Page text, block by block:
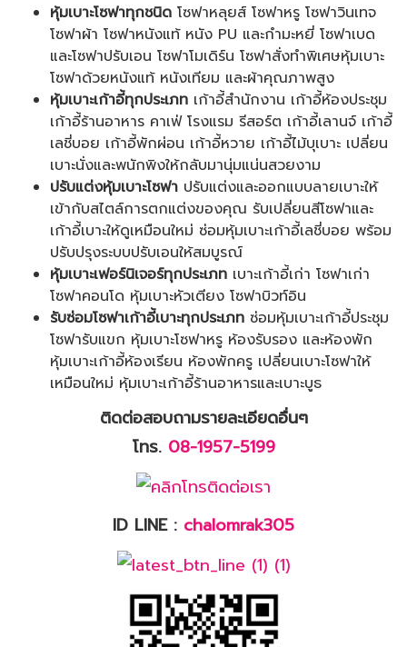
หุ้มเบาะโซฟาทุกชนิด โซฟาหลุยส์ โซฟาหรู โซฟาวินเทจ
โซฟาผ้า โซฟาหนังแท้ หนัง PU และกำมะหยี่ โซฟาเบด
และโซฟาปรับเอน โซฟาโมเดิร์น โซฟาสั่งทำพิเศษหุ้มเบาะ
โซฟาด้วยหนังแท้ หนังเทียม และผ้าคุณภาพสูง
หุ้มเบาะเก้าอี้ทุกประเภท เก้าอี้สำนักงาน เก้าอี้ห้องประชุม
เก้าอี้ร้านอาหาร คาเฟ่ โรงแรม รีสอร์ต เก้าอี้เลานจ์ เก้าอี้
เลชี่บอย เก้าอี้พักผ่อน เก้าอี้หวาย เก้าอี้ไม้บุเบาะ เปลี่ยน
เบาะนั่งและพนักพิงให้กลับมานุ่มแน่นสวยงาม
ปรับแต่งหุ้มเบาะโซฟา ปรับแต่งและออกแบบลายเบาะให้
เข้ากับสไตล์การตกแต่งของคุณ รับเปลี่ยนสีโซฟาและ
เก้าอี้เบาะให้ดูเหมือนใหม่ ซ่อมหุ้มเบาะเก้าอี้เลชี่บอย พร้อม
ปรับปรุงระบบปรับเอนให้สมบูรณ์
หุ้มเบาะเฟอร์นิเจอร์ทุกประเภท เบาะเก้าอี้เก่า โซฟาเก่า
โซฟาคอนโด หุ้มเบาะหัวเตียง โซฟาบิวท์อิน
รับซ่อมโซฟาเก้าอี้เบาะทุกประเภท ซ่อมหุ้มเบาะเก้าอี้ประชุม
โซฟารับแขก หุ้มเบาะโซฟาหรู ห้องรับรอง และห้องพัก
หุ้มเบาะเก้าอี้ห้องเรียน ห้องพักครู เปลี่ยนเบาะโซฟาให้
เหมือนใหม่ หุ้มเบาะเก้าอี้ร้านอาหารและเบาะบูธ
ติดต่อสอบถามรายละเอียดอื่นๆ
โทร. 08-1957-5199
ID LINE : chalomrak305